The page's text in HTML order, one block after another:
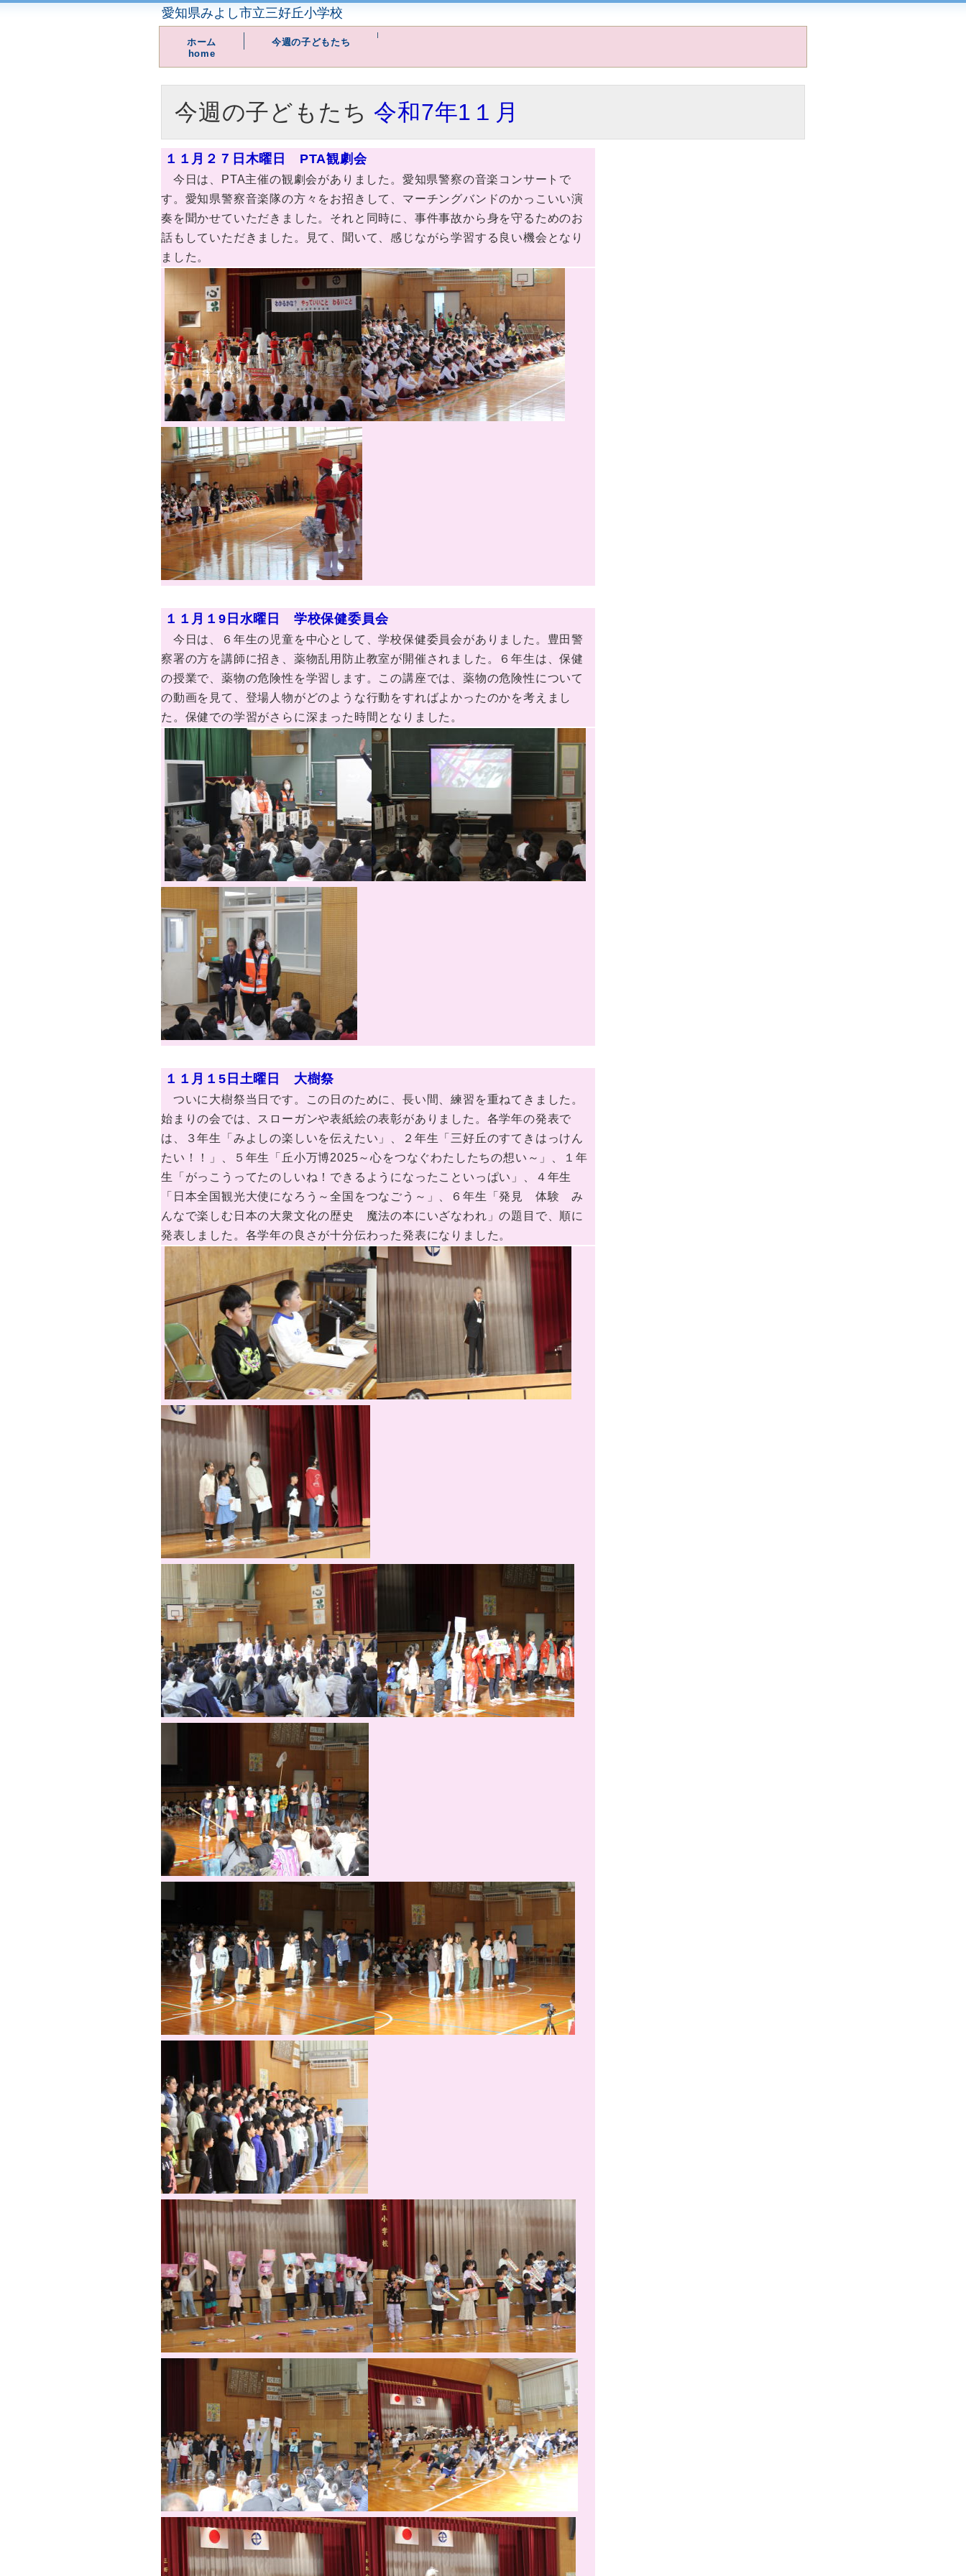
愛知県みよし市立三好丘小学校
ホーム
home
今週の子どもたち
今週の子どもたち 令和7年1１月
１１月２７日木曜日 PTA観劇会
今日は、PTA主催の観劇会がありました。愛知県警察の音楽コンサートで
す。愛知県警察音楽隊の方々をお招きして、マーチングバンドのかっこいい演
奏を聞かせていただきました。それと同時に、事件事故から身を守るためのお
話もしていただきました。見て、聞いて、感じながら学習する良い機会となり
ました。
１１月１9日水曜日 学校保健委員会
今日は、６年生の児童を中心として、学校保健委員会がありました。豊田警
察署の方を講師に招き、薬物乱用防止教室が開催されました。６年生は、保健
の授業で、薬物の危険性を学習します。この講座では、薬物の危険性について
の動画を見て、登場人物がどのような行動をすればよかったのかを考えまし
た。保健での学習がさらに深まった時間となりました。
１１月１5日土曜日 大樹祭
ついに大樹祭当日です。この日のために、長い間、練習を重ねてきました。
始まりの会では、スローガンや表紙絵の表彰がありました。各学年の発表で
は、３年生「みよしの楽しいを伝えたい」、２年生「三好丘のすてきはっけん
たい！！」、５年生「丘小万博2025～心をつなぐわたしたちの想い～」、１年
生「がっこうってたのしいね！できるようになったこといっぱい」、４年生
「日本全国観光大使になろう～全国をつなごう～」、６年生「発見 体験 み
んなで楽しむ日本の大衆文化の歴史 魔法の本にいざなわれ」の題目で、順に
発表しました。各学年の良さが十分伝わった発表になりました。